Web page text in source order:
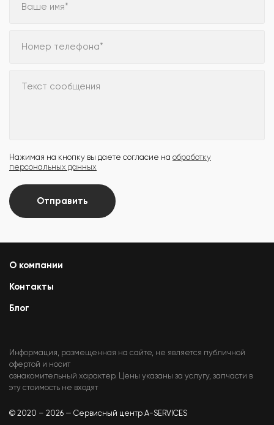
Ваше имя*
Номер телефона*
Текст сообщения
Нажимая на кнопку вы даете согласие на обработку
персональных данных
Отправить
О компании
Контакты
Блог
Информация, размещенная на сайте, не является публичной
офертой и носит
ознакомительный характер. Цены указаны за услугу, запчасти в
эту стоимость не входят
© 2020 – 2026 — Сервисный центр A-SERVICES